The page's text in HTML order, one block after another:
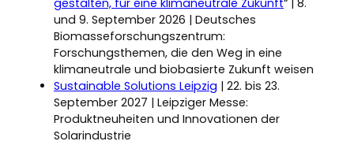
gestalten, für eine klimaneutrale Zukunft“ | 8.
und 9. September 2026 | Deutsches
Biomasseforschungszentrum:
Forschungsthemen, die den Weg in eine
klimaneutrale und biobasierte Zukunft weisen
Sustainable Solutions Leipzig | 22. bis 23.
September 2027 | Leipziger Messe:
Produktneuheiten und Innovationen der
Solarindustrie